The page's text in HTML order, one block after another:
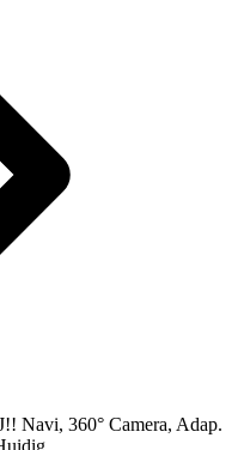
Navi, 360° Camera, Adap.